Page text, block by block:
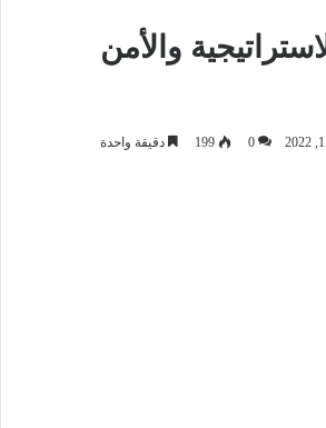
والأمن
0
199 دقيقة واحدة